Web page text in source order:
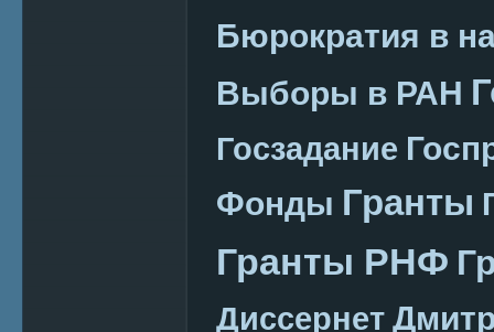
Бюрократия в
Выборы в РАН
Госзадание
Фонды Гранты
Гранты РНФ
Диссернет